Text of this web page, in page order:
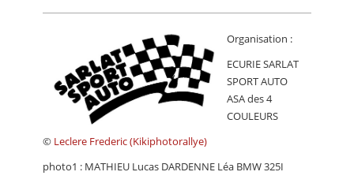
Organisation :
ECURIE SARLAT
SPORT AUTO
ASA des 4
COULEURS
© Leclere Frederic (Kikiphotorallye)
photo1 : MATHIEU Lucas DARDENNE Léa BMW 325I